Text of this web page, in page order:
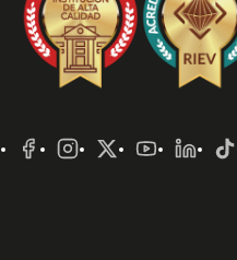
Sociales